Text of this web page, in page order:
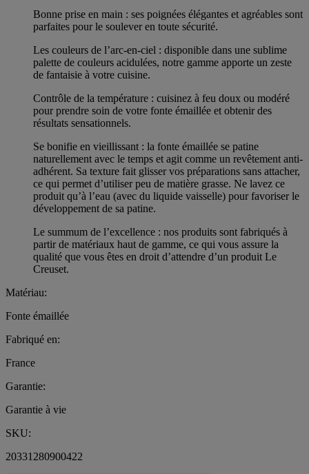
Bonne prise en main : ses poignées élégantes et agréables sont
parfaites pour le soulever en toute sécurité.
Les couleurs de l’arc-en-ciel : disponible dans une sublime
palette de couleurs acidulées, notre gamme apporte un zeste
de fantaisie à votre cuisine.
Contrôle de la température : cuisinez à feu doux ou modéré
pour prendre soin de votre fonte émaillée et obtenir des
résultats sensationnels.
Se bonifie en vieillissant : la fonte émaillée se patine
naturellement avec le temps et agit comme un revêtement anti-
adhérent. Sa texture fait glisser vos préparations sans attacher,
ce qui permet d’utiliser peu de matière grasse. Ne lavez ce
produit qu’à l’eau (avec du liquide vaisselle) pour favoriser le
développement de sa patine.
Le summum de l’excellence : nos produits sont fabriqués à
partir de matériaux haut de gamme, ce qui vous assure la
qualité que vous êtes en droit d’attendre d’un produit Le
Creuset.
Matériau:
Fonte émaillée
Fabriqué en:
France
Garantie:
Garantie à vie
SKU:
20331280900422